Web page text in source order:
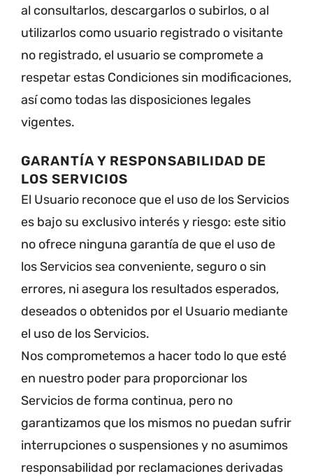
al consultarlos, descargarlos o subirlos, o al
utilizarlos como usuario registrado o visitante
no registrado, el usuario se compromete a
respetar estas Condiciones sin modificaciones,
así como todas las disposiciones legales
vigentes.
GARANTÍA Y RESPONSABILIDAD DE
LOS SERVICIOS
El Usuario reconoce que el uso de los Servicios
es bajo su exclusivo interés y riesgo: este sitio
no ofrece ninguna garantía de que el uso de
los Servicios sea conveniente, seguro o sin
errores, ni asegura los resultados esperados,
deseados o obtenidos por el Usuario mediante
el uso de los Servicios.
Nos comprometemos a hacer todo lo que esté
en nuestro poder para proporcionar los
Servicios de forma continua, pero no
garantizamos que los mismos no puedan sufrir
interrupciones o suspensiones y no asumimos
responsabilidad por reclamaciones derivadas